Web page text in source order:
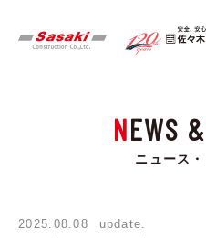
NEWS &
ニュース
2025.08.08 update.